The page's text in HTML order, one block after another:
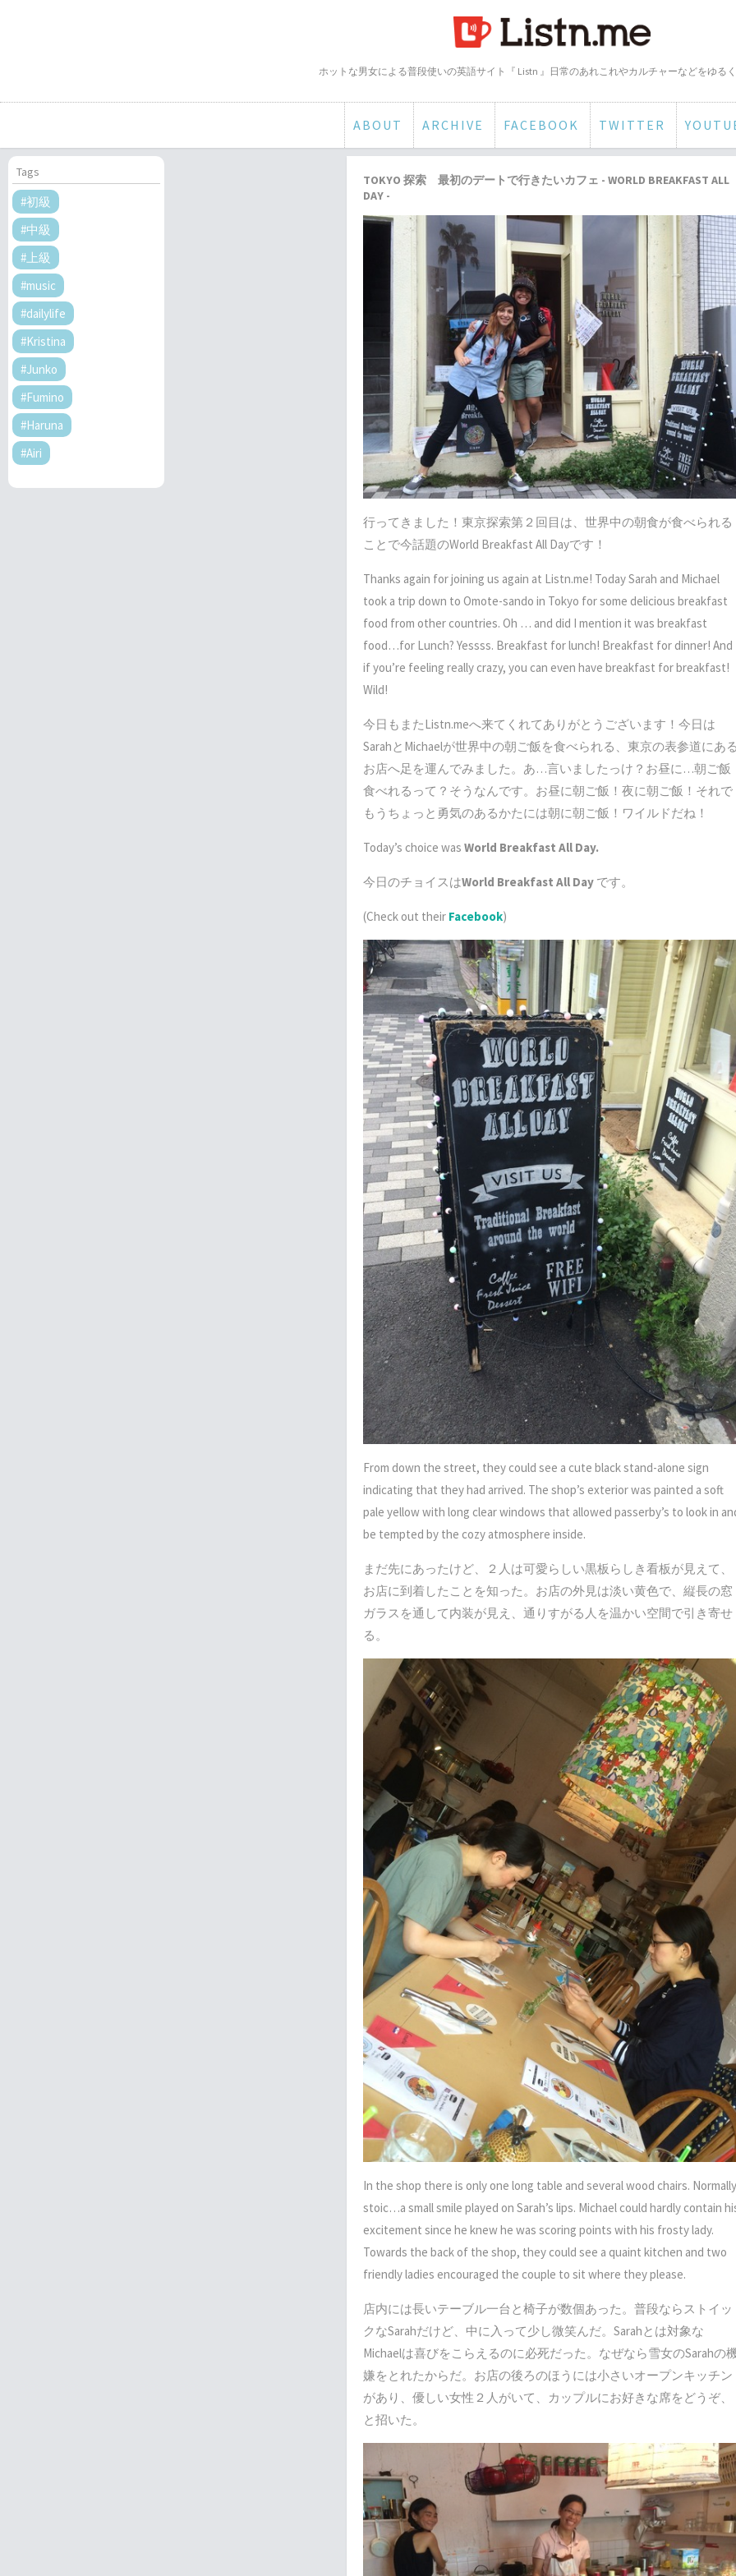
ホットな男女による普段使いの英語サイト『 Listn 』日常のあれこれやカルチャーなどをゆる
ABOUT ARCHIVE FACEBOOK TWITTER
Tags
#初級
#中級
#上級
#music
#dailylife
#Kristina
#Junko
#Fumino
#Haruna
#Airi
TOKYO 探索 最初のデートで行きたいカフェ - WORLD BREAKFAST ALL
DAY -
行ってきました！東京探索第２回目は、世界中の朝食が食べられる
ことで今話題のWorld Breakfast All Dayです！
Thanks again for joining us again at Listn.me! Today Sarah and Michael
took a trip down to Omote-sando in Tokyo for some delicious breakfast
food from other countries. Oh … and did I mention it was breakfast
food…for Lunch? Yessss. Breakfast for lunch! Breakfast for dinner! And
if you’re feeling really crazy, you can even have breakfast for breakfast!
Wild!
今日もまたListn.meへ来てくれてありがとうございます！今日は
SarahとMichaelが世界中の朝ご飯を食べられる、東京の表参道にあ
お店へ足を運んでみました。あ…言いましたっけ？お昼に…朝ご飯
食べれるって？そうなんです。お昼に朝ご飯！夜に朝ご飯！それで
もうちょっと勇気のあるかたには朝に朝ご飯！ワイルドだね！
Today’s choice was World Breakfast All Day.
今日のチョイスはWorld Breakfast All Day です。
(Check out their Facebook)
From down the street, they could see a cute black stand-alone sign
indicating that they had arrived. The shop’s exterior was painted a soft
pale yellow with long clear windows that allowed passerby’s to look in
be tempted by the cozy atmosphere inside.
まだ先にあったけど、２人は可愛らしい黒板らしき看板が見えて、
お店に到着したことを知った。お店の外見は淡い黄色で、縦長の窓
ガラスを通して内装が見え、通りすがる人を温かい空間で引き寄せ
る。
In the shop there is only one long table and several wood chairs.
stoic…a small smile played on Sarah’s lips. Michael could hardly contain
excitement since he knew he was scoring points with his frosty lady.
Towards the back of the shop, they could see a quaint kitchen and two
friendly ladies encouraged the couple to sit where they please.
店内には長いテーブル一台と椅子が数個あった。普段ならストイッ
クなSarahだけど、中に入って少し微笑んだ。Sarahとは対象な
Michaelは喜びをこらえるのに必死だった。なぜなら雪女のSarahの
嫌をとれたからだ。お店の後ろのほうには小さいオープンキッチン
があり、優しい女性２人がいて、カップルにお好きな席をどうぞ、
と招いた。